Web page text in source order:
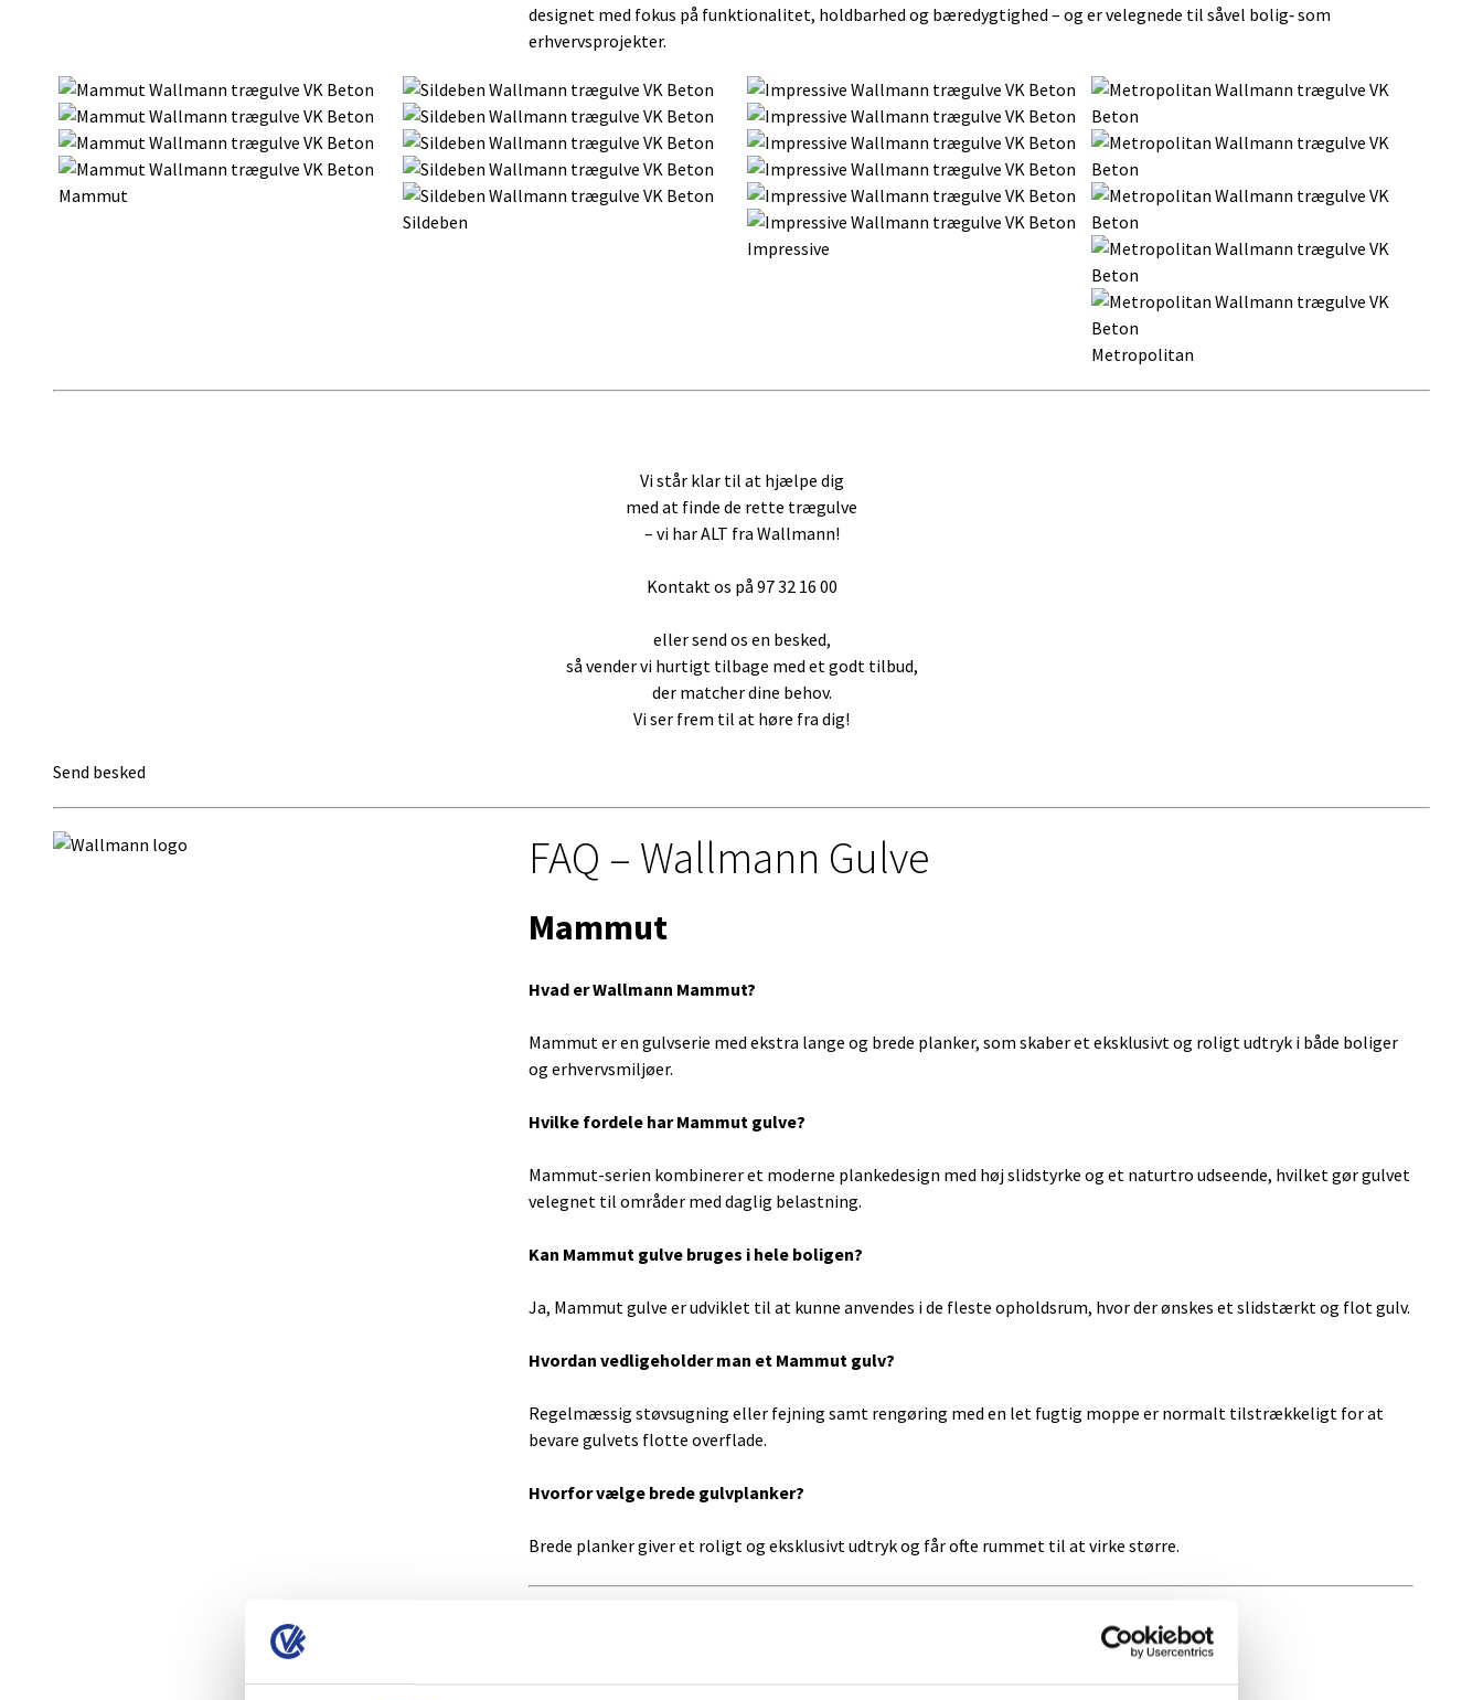
designet med fokus på funktionalitet, holdbarhed og bæredygtighed – og er velegnede til såvel bolig‑ som
erhvervsprojekter.
Mammut
Sildeben
Impressive
Metropolitan
Vi står klar til at hjælpe dig
med at finde de rette trægulve
– vi har ALT fra Wallmann!
Kontakt os på 97 32 16 00
eller send os en besked,
så vender vi hurtigt tilbage med et godt tilbud,
der matcher dine behov.
Vi ser frem til at høre fra dig!
Send besked
FAQ – Wallmann Gulve
Mammut
Hvad er Wallmann Mammut?
Mammut er en gulvserie med ekstra lange og brede planker, som skaber et eksklusivt og roligt udtryk i både boliger
og erhvervsmiljøer.
Hvilke fordele har Mammut gulve?
Mammut-serien kombinerer et moderne plankedesign med høj slidstyrke og et naturtro udseende, hvilket gør gulvet
velegnet til områder med daglig belastning.
Kan Mammut gulve bruges i hele boligen?
Ja, Mammut gulve er udviklet til at kunne anvendes i de fleste opholdsrum, hvor der ønskes et slidstærkt og flot gulv.
Hvordan vedligeholder man et Mammut gulv?
Regelmæssig støvsugning eller fejning samt rengøring med en let fugtig moppe er normalt tilstrækkeligt for at
bevare gulvets flotte overflade.
Hvorfor vælge brede gulvplanker?
Brede planker giver et roligt og eksklusivt udtryk og får ofte rummet til at virke større.
Hvad er fordelene ved et sildebensgulv?